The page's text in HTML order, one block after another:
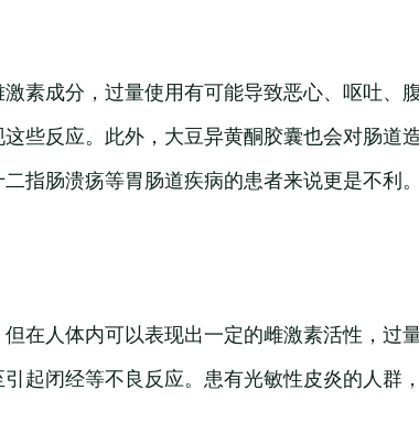
素成分，过量使用有可能导致恶心、呕吐、
些反应。此外，大豆异黄酮胶囊也会对肠道
指肠溃疡等胃肠道疾病的患者来说更是不利。
在人体内可以表现出一定的雌激素活性，过
起闭经等不良反应。患有光敏性皮炎的人群